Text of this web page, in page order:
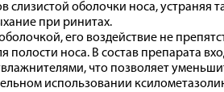
оболочки носа, устраняя
при ринитах.
его воздействие не
носа. В состав препарата
что позволяет
использовании